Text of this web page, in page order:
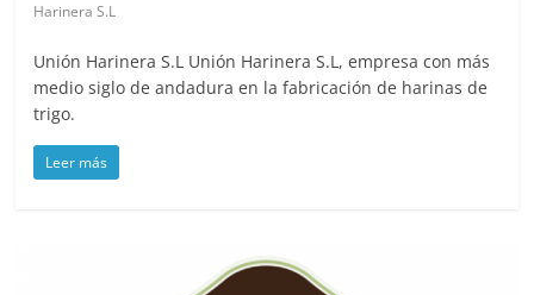
Harinera S.L
Unión Harinera S.L Unión Harinera S.L, empresa con más
medio siglo de andadura en la fabricación de harinas de
trigo.
Leer más